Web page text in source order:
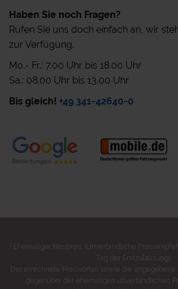
Haben Sie noch Fragen?
Rufen Sie uns doch einfach an, wir
zur Verfügung.
Mo.- Fr.: 7.00 Uhr bis 18.00 Uhr
Sa.: 08.00 Uhr bis 13.00 Uhr
Bis gleich! +49 341-42640-0
Ehemaliger Neupreis (Unverbindliche
Tag der Erstzulassung).
Der errechnete Preisvorteil sowie die
gegenüber der ehemaligen unverbindlichen